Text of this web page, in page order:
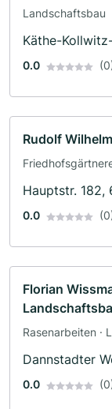
Landschaftsbau
Käthe-
0.0
Rudolf
Hauptstr. 182,
0.0
Florian
Rasenarbeiten ·
Dannstadter
0.0